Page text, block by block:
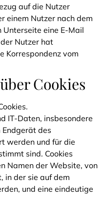
auf die Nutzer
einem Nutzer nach dem
Unterseite eine E-Mail
Nutzer hat
Korrespondenz vom
Cookies
IT-Daten, insbesondere
des
werden und für die
sind. Cookies
Namen der Website, von
in der sie auf dem
und eine eindeutige